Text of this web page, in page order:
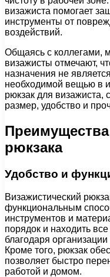
визажиста помогает
инструменты от
воздействий.
Общаясь с коллегами,
визажисты отмечают,
назначения не
необходимой вещью в
рюкзак для визажиста,
размер, удобство и
Преимущества
рюкзака
Удобство и
Визажистический
функциональным
инструментов и
порядок и находить
благодаря
Кроме того, рюкзак
позволяет быстро
работой и домом.